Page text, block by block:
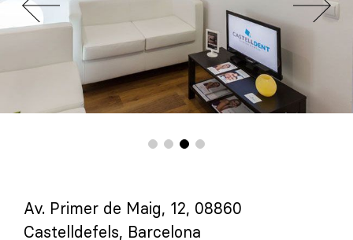
Av. Primer de Maig, 12, 08860
Castelldefels, Barcelona